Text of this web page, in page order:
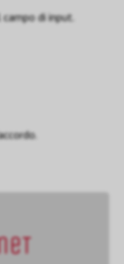
di input.